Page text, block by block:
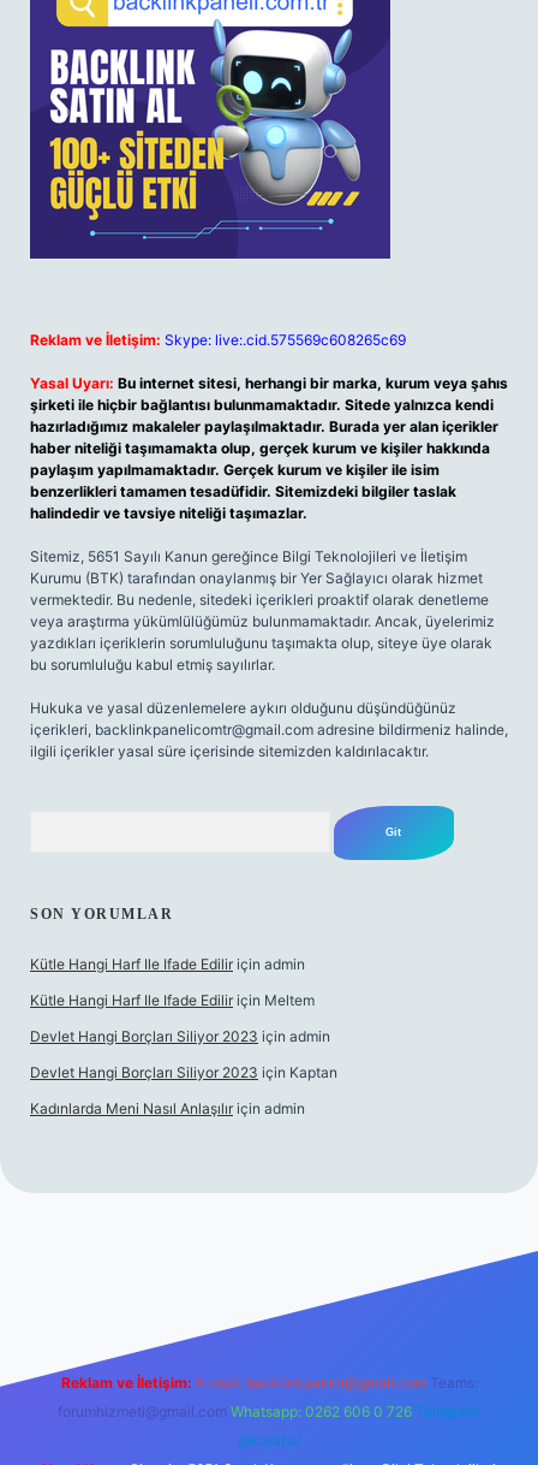
Reklam ve İletişim: Skype: live:.cid.575569c608265c69
Yasal Uyarı: Bu internet sitesi, herhangi bir marka, kurum veya şahıs
şirketi ile hiçbir bağlantısı bulunmamaktadır. Sitede yalnızca kendi
hazırladığımız makaleler paylaşılmaktadır. Burada yer alan içerikler
haber niteliği taşımamakta olup, gerçek kurum ve kişiler hakkında
paylaşım yapılmamaktadır. Gerçek kurum ve kişiler ile isim
benzerlikleri tamamen tesadüfidir. Sitemizdeki bilgiler taslak
halindedir ve tavsiye niteliği taşımazlar.
Sitemiz, 5651 Sayılı Kanun gereğince Bilgi Teknolojileri ve İletişim
Kurumu (BTK) tarafından onaylanmış bir Yer Sağlayıcı olarak hizmet
vermektedir. Bu nedenle, sitedeki içerikleri proaktif olarak denetleme
veya araştırma yükümlülüğümüz bulunmamaktadır. Ancak, üyelerimiz
yazdıkları içeriklerin sorumluluğunu taşımakta olup, siteye üye olarak
bu sorumluluğu kabul etmiş sayılırlar.
Hukuka ve yasal düzenlemelere aykırı olduğunu düşündüğünüz
içerikleri, backlinkpanelicomtr@gmail.com adresine bildirmeniz halinde,
ilgili içerikler yasal süre içerisinde sitemizden kaldırılacaktır.
SON YORUMLAR
Kütle Hangi Harf Ile Ifade Edilir için admin
Kütle Hangi Harf Ile Ifade Edilir için Meltem
Devlet Hangi Borçları Siliyor 2023 için admin
Devlet Hangi Borçları Siliyor 2023 için Kaptan
Kadınlarda Meni Nasıl Anlaşılır için admin
Betexper giriş adresi
Reklam ve İletişim: E-mail: backlinkpaneli@gmail.com Teams:
forumhizmeti@gmail.com Whatsapp: 0262 606 0 726 Telegram:
@karabul